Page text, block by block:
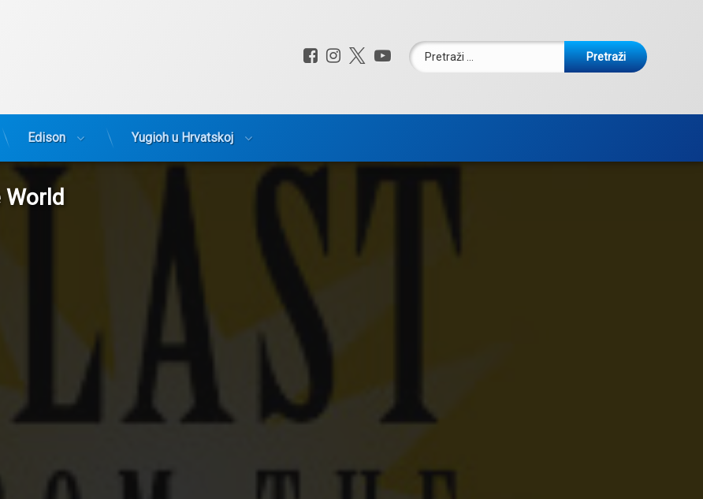
Facebook
Instagram
X.com
YouTube
Pretraži:
Edison Yugioh u Hrvatskoj
World